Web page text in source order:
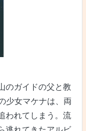
のガイドの父と教
少女マケナは、両
われてしまう。流